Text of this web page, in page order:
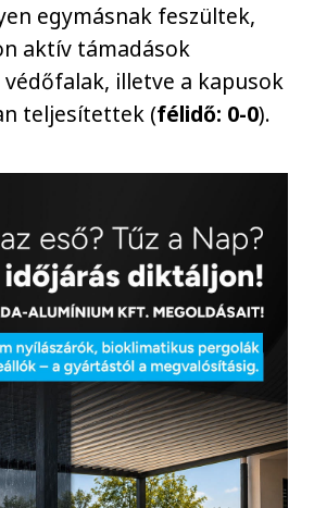
egymásnak feszültek,
aktív támadások
illetve a kapusok
teljesítettek (félidő: 0-0).